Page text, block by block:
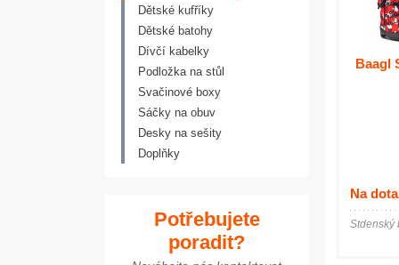
Dětské kufříky
Dětské batohy
Dívčí kabelky
Podložka na stůl
Svačinové boxy
Sáčky na obuv
Desky na sešity
Doplňky
Potřebujete
poradit?
Baagl
Na
Stdenský